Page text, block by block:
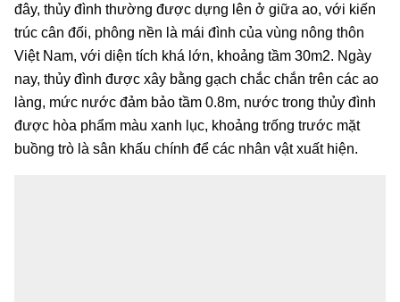
đây, thủy đình thường được dựng lên ở giữa ao, với kiến
trúc cân đối, phông nền là mái đình của vùng nông thôn
Việt Nam, với diện tích khá lớn, khoảng tầm 30m2. Ngày
nay, thủy đình được xây bằng gạch chắc chắn trên các ao
làng, mức nước đảm bảo tầm 0.8m, nước trong thủy đình
được hòa phẩm màu xanh lục, khoảng trống trước mặt
buồng trò là sân khấu chính để các nhân vật xuất hiện.